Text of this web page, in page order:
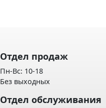
Отдел продаж
Пн-Вс: 10-18
Без выходных
Отдел обслуживания